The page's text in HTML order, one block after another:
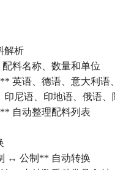
解析
料名称、数量和单位
英语、德语、意大利语
印尼语、印地语、俄语、
自动整理配料列表
↔️ 公制** 自动转换